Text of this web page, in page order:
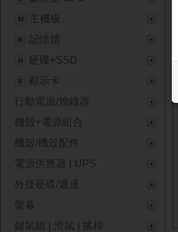
M 主機板
R 記憶體
H 硬碟+SSD
V
顯示卡
行動電源/燒錄器
機殼+電源組合
機殼/機殼配件
電源供應器 | UPS
外接硬碟/週邊
螢幕
鍵鼠組 | 滑鼠 | 搖桿